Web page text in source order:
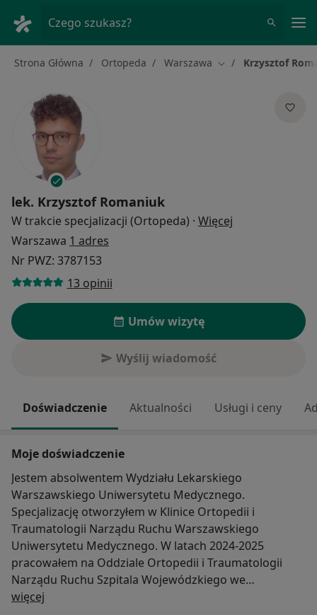
Czego szukasz?
Strona Główna Ortopeda Warszawa Zmień miasto
Krzysztof
lek. Krzysztof Romaniuk
W trakcie specjalizacji (Ortopeda) · Więcej
Warszawa 1 adres
Nr PWZ: 3787153
13 opinii
Umów wizytę
Wyślij wiadomość
Doświadczenie Aktualności Usługi i ceny
Moje doświadczenie
Jestem absolwentem Wydziału Lekarskiego
Warszawskiego Uniwersytetu Medycznego.
Specjalizację otworzyłem w Klinice Ortopedii i
Traumatologii Narządu Ruchu Warszawskiego
Uniwersytetu Medycznego. W latach 2024-2025
pracowałem na Oddziale Ortopedii i Traumatologii
Narządu Ruchu Szpitala Wojewódzkiego we
Włocławku. Obecnie jestem w trakcie specjalizacji z
więcej